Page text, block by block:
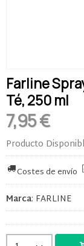
Farline
Té, 250 ml
7,95 €
Producto
Costes de envío
Marca: FARLINE